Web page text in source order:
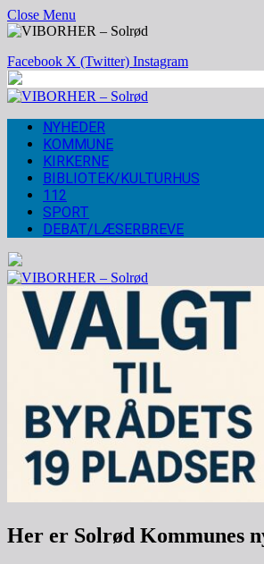
Close Menu
Facebook X (Twitter) Instagram
NYHEDER
KOMMUNE
KIRKERNE
BIBLIOTEK/KULTURHUS
112
SPORT
DEBAT/LÆSERBREVE
Her er Solrød Kommunes